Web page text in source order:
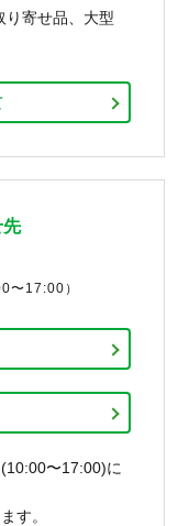
り寄せ品、大型
先
〜17:00）
〜17:00)に
す。